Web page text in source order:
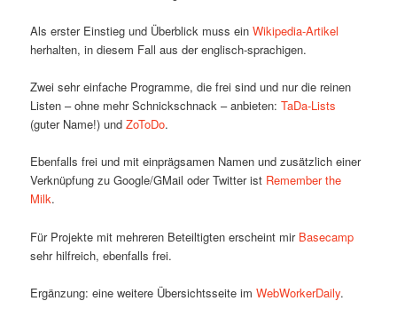
Als erster Einstieg und Überblick muss einWikipedia-Artikel
herhalten, in diesem Fall aus der englisch-sprachigen.
Zwei sehr einfache Programme, die frei sind und nur die reinen
Listen – ohne mehr Schnickschnack – anbieten:TaDa-Lists
(guter Name!) undZoToDo.
Ebenfalls frei und mit einprägsamen Namen und zusätzlich einer
Verknüpfung zu Google/GMail oder Twitter ist Remember the
Milk.
Für Projekte mit mehreren Beteiltigten erscheint mir Basecamp
sehr hilfreich, ebenfalls frei.
Ergänzung: eine weitere Übersichtsseite imWebWorkerDaily.